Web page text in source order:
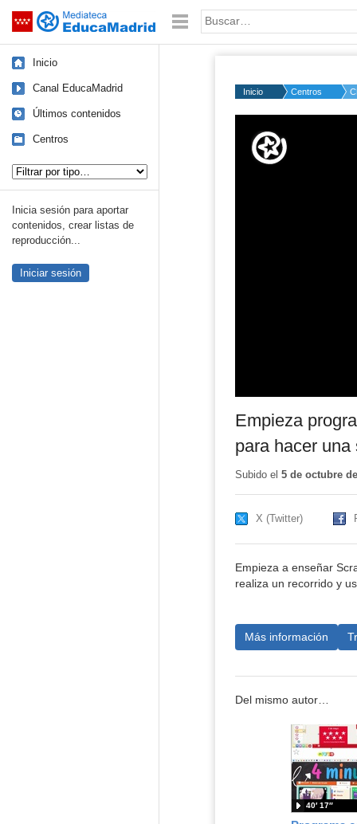
Saltar navegación Palabra o frase:
Inicio
Canal EducaMadrid
Últimos contenidos
Centros
Inicia sesión para aportar
contenidos, crear listas de
reproducción...
Iniciar sesión
Inicio Centros
50%
Empieza
para hacer
Subido el 5 de octubre
X (Twitter)
Empieza a enseñar
realiza un recorrido y
Más información
Del mismo autor…
40′ 17″